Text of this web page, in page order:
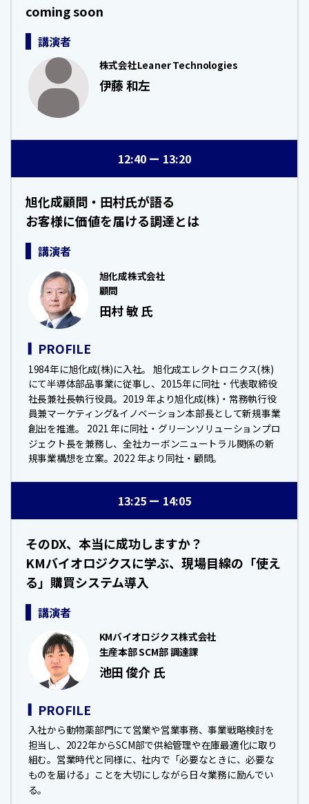
coming soon
講演者
株式会社Leaner Technologies
伊藤 和左
12:40 13:20
旭化成顧問・田村氏が語る
お客様に価値を届ける調達とは
講演者
旭化成株式会社
顧問
田村 敏 氏
PROFILE
1984年に旭化成(株)に入社。 旭化成エレクトロニクス(株)
にて半導体部品事業に従事し、2015年に同社・代表取締役
社長兼社長執行役員。2019 年より旭化成(株)・常務執行役
員兼マーケティング&イノベーション本部長として新規事業
創出を推進。 2021 年に同社・グリーンソリューションプロ
ジェクト長を兼務し、全社カーボンニュートラル関係の新
規事業構想を立案。2022 年より同社・顧問。
13:25 14:05
そのDX、本当に成功しますか？
KMバイオロジクスに学ぶ、現場目線の「使え
る」購買システム導入
講演者
KMバイオロジクス株式会社
生産本部 SCM部 調達課
池田 俊介 氏
PROFILE
入社から動物薬部門にて営業や営業事務、事業戦略検討を
担当し、2022年からSCM部で供給管理や在庫最適化に取り
組む。営業時代と同様に、社内で「必要なときに、必要な
ものを届ける」ことを大切にしながら日々業務に励んでい
る。